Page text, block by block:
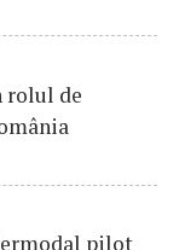
rolul de
pilot